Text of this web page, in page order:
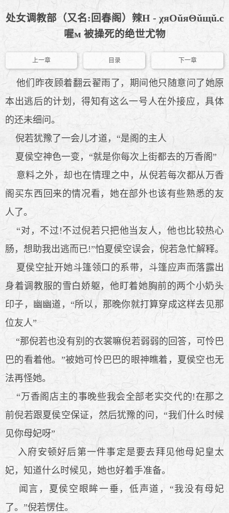
处女调教部（又名:回春阁）辣H - χяOǔяΘǔщǔ.c
喔м 被操死的绝世尤物
上一章 目录 下一章
他们昨夜顾着翻云翟雨了，期间他只随意问了她原
本出逃后的计划，得知有这么一号人在外接应，具体
的还未细问。
倪若犹豫了一会儿才道，“是阁的主人
夏侯空神色一变，“就是你每次上街都去的万香阁”
意料之外，却也在情理之中，从倪若每次都从万香
阁买东西回来的情况看，她在部外也该有些熟悉的友
人了。
“对，不过!不过倪若只把他当友人，他也比较热心
肠，想助我出逃而已!”怕夏侯空误会，倪若急忙解释。
夏侯空扯开她斗篷领口的系带，斗篷应声而落露出
身着调教服的雪白娇躯，他盯着她胸前的两个小奶头
印子，幽幽道，“所以，那晚你就打算穿成这样去见那
位友人”
“那倪若也没有别的衣裳嘛倪若弱弱的回答，可怜巴
巴的看着他。”被她可怜巴巴的眼神瞧着，夏侯空也无
法再怪她。
“万香阁店主的事晚些我会全部老实交代的!在那之
前倪若跟夏侯空保证，然后犹豫的问，“我们什么时候
见你母妃呀”
入府安顿好后第一件事定是要去拜见他母妃皇太
妃，知道什么时候见，她也好着手准备。
闻言，夏侯空眼眸一垂，低声道，“我没有母妃
了。”倪若愣住。